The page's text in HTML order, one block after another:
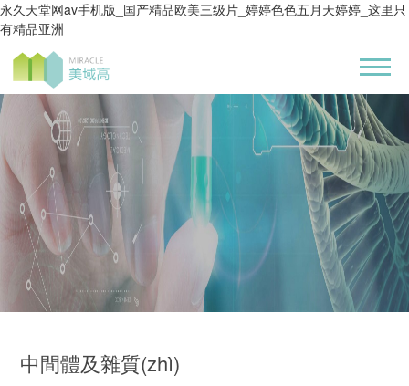
永久天堂网av手机版_国产精品欧美三级片_婷婷色色五月天婷婷_这里只
有精品亚洲
中間體及雜質(zhì)